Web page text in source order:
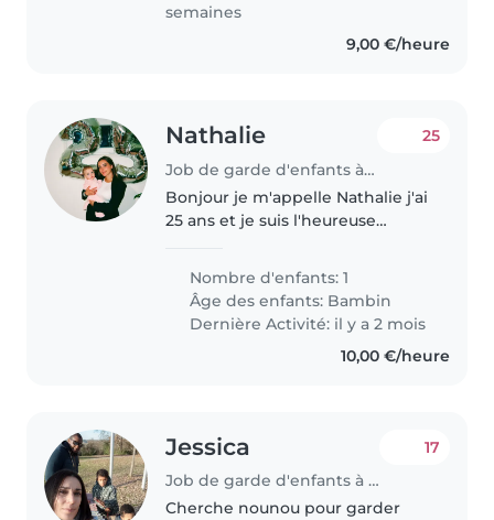
semaines
9,00 €/heure
Nathalie
Job de garde d'enfants à Lansargues
25
Bonjour je m'appelle Nathalie j'ai
25 ans et je suis l'heureuse
sociables, aventurière, et facile à
vivre je recherche..
Nombre d'enfants: 1
Âge des enfants: Bambin
Dernière Activité: il y a 2 mois
10,00 €/heure
Jessica
Job de garde d'enfants à Saint Christol les Alès
17
Cherche nounou pour garder